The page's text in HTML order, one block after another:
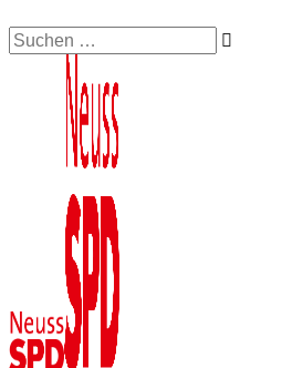
Inhalt
springen